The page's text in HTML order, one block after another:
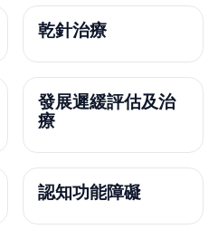
乾針治療
發展遲緩評估及治
療
認知功能障礙